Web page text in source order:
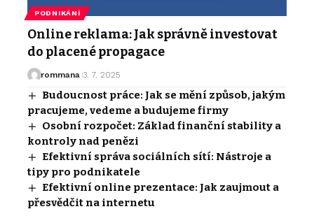
PODNIKÁNÍ
Online reklama: Jak správně investovat
do placené propagace
rommana 3. 7. 2025
Budoucnost práce: Jak se mění způsob, jakým
pracujeme, vedeme a budujeme firmy
Osobní rozpočet: Základ finanční stability a
kontroly nad penězi
Efektivní správa sociálních sítí: Nástroje a
tipy pro podnikatele
Efektivní online prezentace: Jak zaujmout a
přesvědčit na internetu